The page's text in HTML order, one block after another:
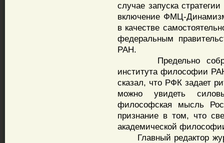
случае запуска
включение ФМЦ-
в качестве
федеральным
РАН.
Предельно
института философии
сказал, что РФК задает
можно увидеть
философская мысль
признание в том, что
академической
Главный редактор